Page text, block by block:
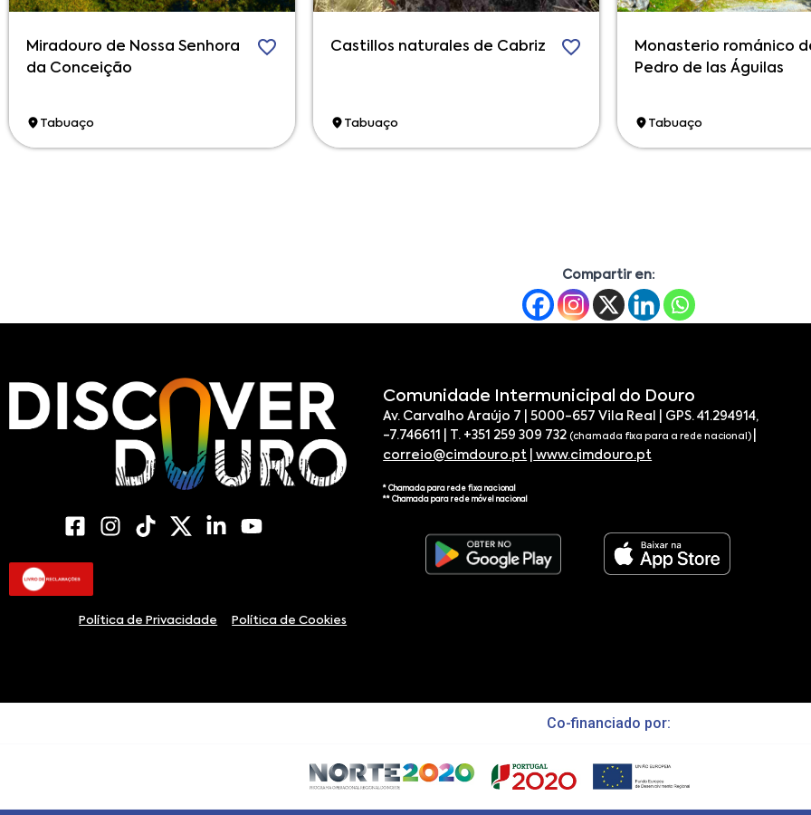
Miradouro de Nossa Senhora
da Conceição
Tabuaço
Castillos naturales de Cabriz
Tabuaço
Monasterio románico
Pedro de las Águilas
Tabuaço
Compartir en:
Política de Privacidade Política de Cookies
Comunidade Intermunicipal do Douro
Av. Carvalho Araújo 7 | 5000-657 Vila Real | GPS. 41.294914,
-7.746611 | T. +351 259 309 732(chamada fixa para a rede nacional)
correio@cimdouro.pt
www.cimdouro.pt
* Chamada para rede fixa nacional
** Chamada para rede móvel nacional
Co-financiado por: